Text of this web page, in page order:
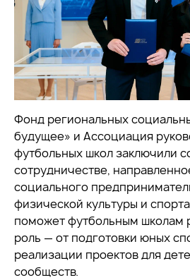
Фонд региональных
будущее» и Ассоциация
футбольных школ заключили
сотрудничестве,
социального
физической культуры и
поможет футбольным школам
роль — от подготовки юных
реализации проектов для
сообществ.